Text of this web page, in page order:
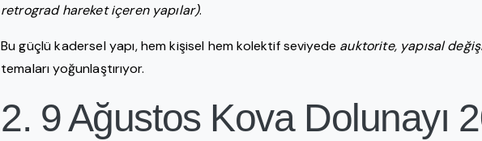
retrograd hareket içeren yapılar).
Bu güçlü kadersel yapı, hem kişisel hem kolektif seviyede auktorite, yapısal
temaları yoğunlaştırıyor.
2. 9 Ağustos Kova Dolunayı